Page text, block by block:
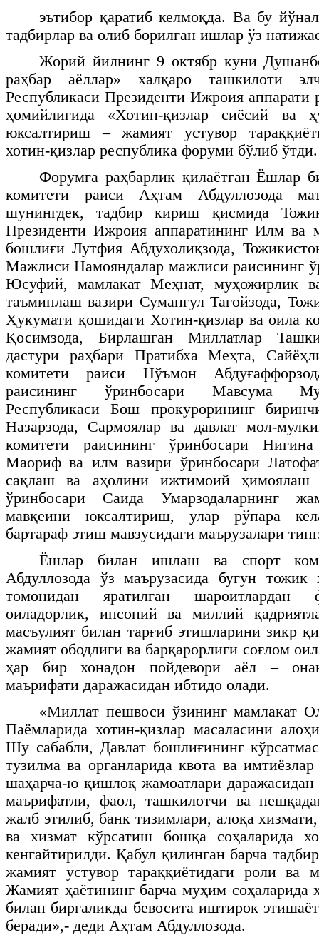
эътибор қаратиб келмоқда. Ва бу
тадбирлар ва олиб борилган ишлар ўз
Жорий йилнинг 9 октябр куни
раҳбар аёллар» халқаро ташкилоти
Республикаси Президенти Ижроия аппарати
ҳомийлигида «Хотин-қизлар сиёсий ва
юксалтириш – жамият устувор
хотин-қизлар республика форуми бўлиб ўтди.
Форумга раҳбарлик қилаётган Ёшлар
комитети раиси Аҳтам Абдуллозода
шунингдек, тадбир кириш қисмида
Президенти Ижроия аппаратининг Илм ва
бошлиғи Лутфия Абдухолиқзода,
Мажлиси Намояндалар мажлиси раисининг
Юсуфий, мамлакат Меҳнат, муҳожирлик
таъминлаш вазири Сумангул Тағойзода,
Ҳукумати қошидаги Хотин-қизлар ва оила
Қосимзода, Бирлашган Миллатлар
дастури раҳбари Пратибха Меҳта,
комитети раиси Нўъмон
раисининг ўринбосари Мавсума
Республикаси Бош прокурорининг
Назарзода, Сармоялар ва давлат мол-
комитети раисининг ўринбосари
Маориф ва илм вазири ўринбосари
сақлаш ва аҳолини ижтимоий ҳимоялаш
ўринбосари Саида Умарзодаларнинг
мавқеини юксалтириш, улар рўпара
бартараф этиш мавзусидаги маърузалари
Ёшлар билан ишлаш ва спорт
Абдуллозода ўз маърузасида бугун тожик
томонидан яратилган шароитлардан
оиладорлик, инсоний ва миллий
масъулият билан тарғиб этишларини зикр
жамият ободлиги ва барқарорлиги соғлом
ҳар бир хонадон пойдевори аёл –
маърифати даражасидан ибтидо олади.
«Миллат пешвоси ўзининг мамлакат
Паёмларида хотин-қизлар масаласини
Шу сабабли, Давлат бошлиғининг
тузилма ва органларида квота ва
шаҳарча-ю қишлоқ жамоатлари даражасидан
маърифатли, фаол, ташкилотчи ва
жалб этилиб, банк тизимлари, алоқа
ва хизмат кўрсатиш бошқа соҳаларида
кенгайтирилди. Қабул қилинган барча
жамият устувор тараққиётидаги роли ва
Жамият ҳаётининг барча муҳим соҳаларида
билан биргаликда бевосита иштирок
беради»,- деди Аҳтам Абдуллозода.